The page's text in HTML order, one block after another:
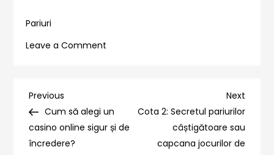
Pariuri
Leave a Comment
cu
pariurile:
Navigare
în
Previous
Post
Previous
Cum să alegi un
casino online sigur și de
încredere?
Next
Post
Next
Cota 2: Secretul pariurilor
câștigătoare sau
capcana jocurilor de